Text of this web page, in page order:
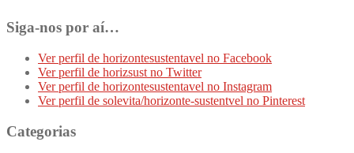
Siga-nos por aí…
Ver perfil de horizontesustentavel no Facebook
Ver perfil de horizsust no Twitter
Ver perfil de horizontesustentavel no Instagram
Ver perfil de solevita/horizonte-sustentvel no Pinterest
Categorias